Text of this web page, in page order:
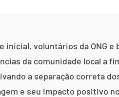
inicial, voluntários da ONG
da comunidade local a
a separação correta
e seu impacto positivo